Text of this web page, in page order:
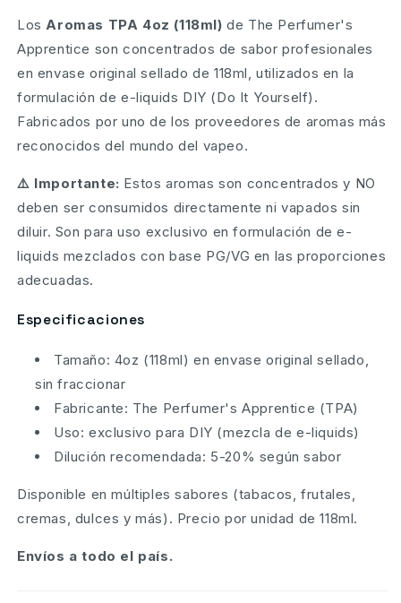
Los Aromas TPA 4oz (118ml) de The Perfumer's
Apprentice son concentrados de sabor profesionales
en envase original sellado de 118ml, utilizados en la
formulación de e-liquids DIY (Do It Yourself).
Fabricados por uno de los proveedores de aromas más
reconocidos del mundo del vapeo.
⚠️ Importante: Estos aromas son concentrados y NO
deben ser consumidos directamente ni vapados sin
diluir. Son para uso exclusivo en formulación de e-
liquids mezclados con base PG/VG en las proporciones
adecuadas.
Especificaciones
Tamaño: 4oz (118ml) en envase original sellado,
sin fraccionar
Fabricante: The Perfumer's Apprentice (TPA)
Uso: exclusivo para DIY (mezcla de e-liquids)
Dilución recomendada: 5-20% según sabor
Disponible en múltiples sabores (tabacos, frutales,
cremas, dulces y más). Precio por unidad de 118ml.
Envíos a todo el país.